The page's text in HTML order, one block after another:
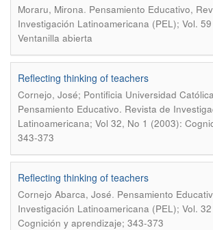
Moraru, Mirona. Pensamiento Educativo,
Investigación Latinoamericana (PEL); Vol.
Ventanilla abierta
Reflecting thinking of teachers
Cornejo, José; Pontificia Universidad
Pensamiento Educativo. Revista de
Latinoamericana; Vol 32, No 1 (2003):
343-373
Reflecting thinking of teachers
Cornejo Abarca, José. Pensamiento
Investigación Latinoamericana (PEL); Vol.
Cognición y aprendizaje; 343-373